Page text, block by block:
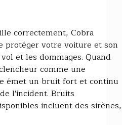
correctement, Cobra
protéger votre voiture et son
et les dommages. Quand
comme une
émet un bruit fort et continu
l'incident. Bruits
incluent des sirènes,